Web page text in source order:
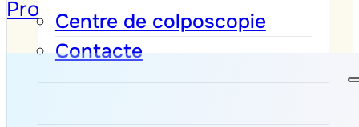
Centre de colposcopie
Contacte
Protecția Datelor